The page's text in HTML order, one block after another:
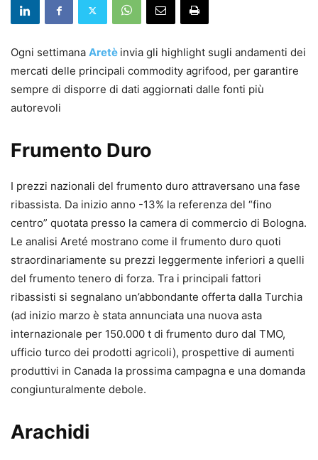
Ogni settimana Aretè invia gli highlight sugli andamenti dei
mercati delle principali commodity agrifood, per garantire
sempre di disporre di dati aggiornati dalle fonti più
autorevoli
Frumento Duro
I prezzi nazionali del frumento duro attraversano una fase
ribassista. Da inizio anno -13% la referenza del “fino
centro” quotata presso la camera di commercio di Bologna.
Le analisi Areté mostrano come il frumento duro quoti
straordinariamente su prezzi leggermente inferiori a quelli
del frumento tenero di forza. Tra i principali fattori
ribassisti si segnalano un’abbondante offerta dalla Turchia
(ad inizio marzo è stata annunciata una nuova asta
internazionale per 150.000 t di frumento duro dal TMO,
ufficio turco dei prodotti agricoli), prospettive di aumenti
produttivi in Canada la prossima campagna e una domanda
congiunturalmente debole.
Arachidi